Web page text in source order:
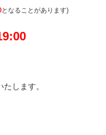
となることがあります)
します。